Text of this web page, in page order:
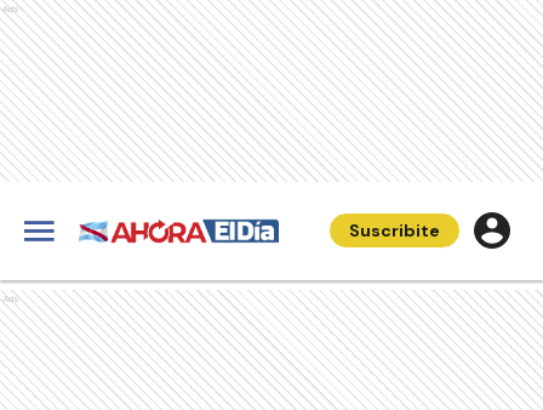
Ads
Suscribite
Ads